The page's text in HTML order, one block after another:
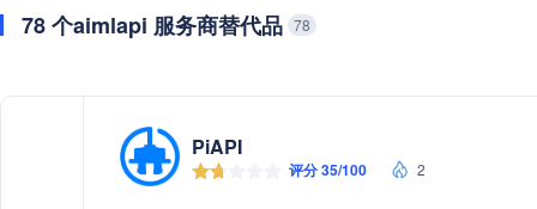
78 个aimlapi 服务商替代品 78
PiAPI
评分 35/100 2